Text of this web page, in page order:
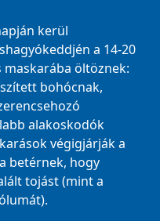
kerül
a 14-20
öltöznek:
bohócnak,
alakoskodók
végigjárják a
betérnek, hogy
tojást (mint a